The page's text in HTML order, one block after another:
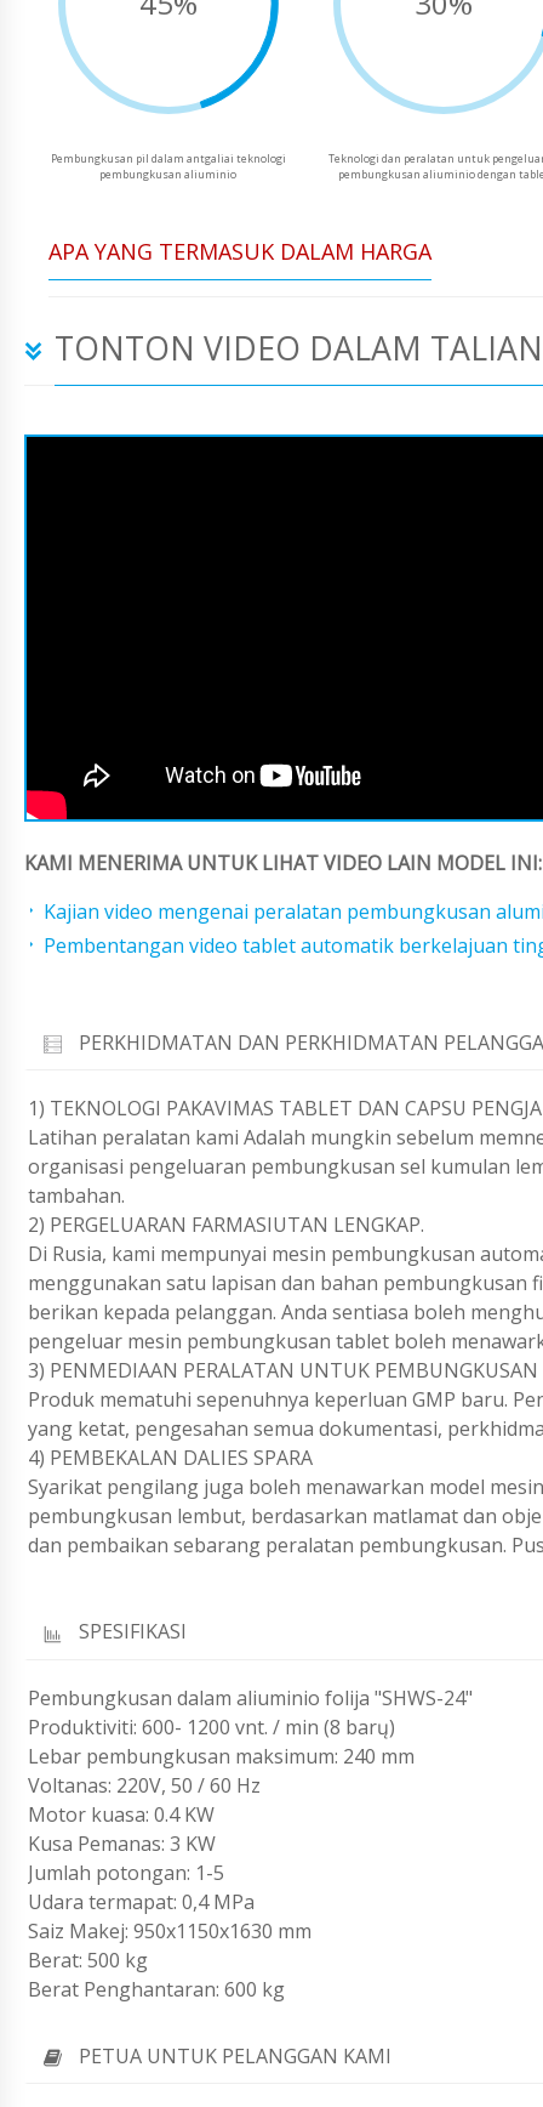
Pembungkusan pil dalam antgaliai teknologi
pembungkusan aliuminio
Teknologi dan peralatan untuk
pembungkusan aliuminio dengan
APA YANG TERMASUK DALAM HARGA
TONTON VIDEO DALAM TALIAN
KAMI MENERIMA UNTUK LIHAT VIDEO LAIN MODEL INI:
Kajian video mengenai peralatan pembungkusan
Pembentangan video tablet automatik berkelajuan
PERKHIDMATAN DAN PERKHIDMATAN
1) TEKNOLOGI PAKAVIMAS TABLET DAN CAPSU
Latihan peralatan kami Adalah mungkin sebelum
organisasi pengeluaran pembungkusan sel kumulan
tambahan.
2) PERGELUARAN FARMASIUTAN LENGKAP.
Di Rusia, kami mempunyai mesin pembungkusan
menggunakan satu lapisan dan bahan pembungkusan
berikan kepada pelanggan. Anda sentiasa boleh
pengeluar mesin pembungkusan tablet boleh
3) PENMEDIAAN PERALATAN UNTUK
Produk mematuhi sepenuhnya keperluan GMP baru.
yang ketat, pengesahan semua dokumentasi,
4) PEMBEKALAN DALIES SPARA
Syarikat pengilang juga boleh menawarkan model
pembungkusan lembut, berdasarkan matlamat dan
dan pembaikan sebarang peralatan pembungkusan.
SPESIFIKASI
Pembungkusan dalam aliuminio folija "SHWS-24"
Produktiviti: 600- 1200 vnt. / min (8 barų)
Lebar pembungkusan maksimum: 240 mm
Voltanas: 220V, 50 / 60 Hz
Motor kuasa: 0.4 KW
Kusa Pemanas: 3 KW
Jumlah potongan: 1-5
Udara termapat: 0,4 MPa
Saiz Makej: 950x1150x1630 mm
Berat: 500 kg
Berat Penghantaran: 600 kg
PETUA UNTUK PELANGGAN KAMI